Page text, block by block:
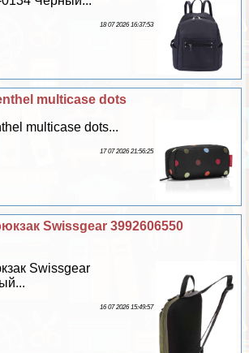
18 07 2026 16:37:53
multicase dots
multicase dots...
17 07 2026 21:56:25
Swissgear 3992606550
Swissgear
16 07 2026 15:49:57